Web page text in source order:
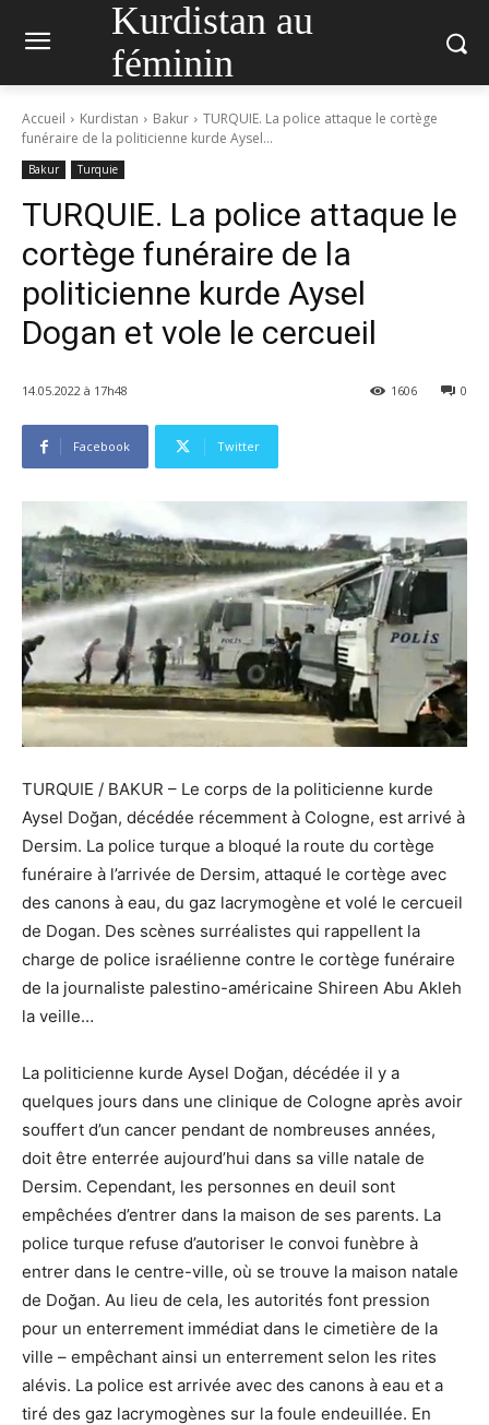
Kurdistan au
féminin
Accueil Kurdistan Bakur
TURQUIE. La police attaque le cortège
funéraire de la politicienne kurde Aysel...
Bakur Turquie
TURQUIE. La police attaque le
cortège funéraire de la
politicienne kurde Aysel
Dogan et vole le cercueil
14.05.2022 à 17h48 0
1606
Facebook Twitter
TURQUIE / BAKUR – Le corps de la politicienne kurde
Aysel Doğan, décédée récemment à Cologne, est arrivé à
Dersim. La police turque a bloqué la route du cortège
funéraire à l’arrivée de Dersim, attaqué le cortège avec
des canons à eau, du gaz lacrymogène et volé le cercueil
de Dogan. Des scènes surréalistes qui rappellent la
charge de police israélienne contre le cortège funéraire
de la journaliste palestino-américaine Shireen Abu Akleh
la veille…
La politicienne kurde Aysel Doğan, décédée il y a
quelques jours dans une clinique de Cologne après avoir
souffert d’un cancer pendant de nombreuses années,
doit être enterrée aujourd’hui dans sa ville natale de
Dersim. Cependant, les personnes en deuil sont
empêchées d’entrer dans la maison de ses parents. La
police turque refuse d’autoriser le convoi funèbre à
entrer dans le centre-ville, où se trouve la maison natale
de Doğan. Au lieu de cela, les autorités font pression
pour un enterrement immédiat dans le cimetière de la
ville – empêchant ainsi un enterrement selon les rites
alévis. La police est arrivée avec des canons à eau et a
tiré des gaz lacrymogènes sur la foule endeuillée. En